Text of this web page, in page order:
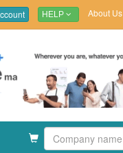
HELP About Us